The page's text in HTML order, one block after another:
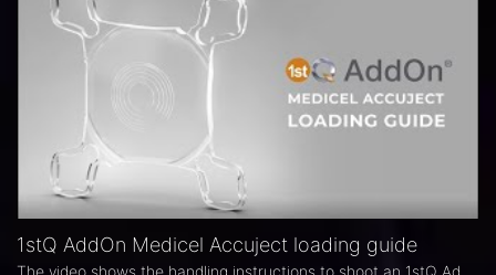
1stQ AddOn Medicel Accuject loading guide